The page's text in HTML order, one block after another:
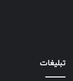
تبلیغات